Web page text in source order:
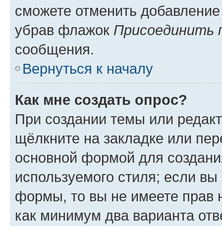
сможете отменить
убрав флажок Присоединить
сообщения.
Вернуться к началу
Как мне создать опрос?
При создании темы или
щёлкните на закладке или
основной формой для
используемого стиля; если
формы, то вы не имеете прав
как минимум два варианта